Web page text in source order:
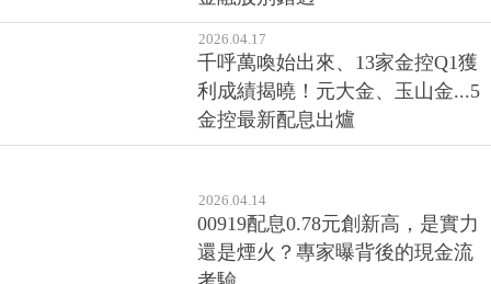
的不只是科技股？專家：這幾家
金融股別錯過
2026.04.17
千呼萬喚始出來、13家金控Q1獲
利成績揭曉！元大金、玉山金...5
2026.04.14
00919配息0.78元創新高，是實力